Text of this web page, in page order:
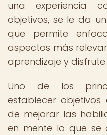
una experiencia
objetivos, se le da
que permite
aspectos más
aprendizaje y disfrute.
Uno de los
establecer
de mejorar las
en mente lo que se